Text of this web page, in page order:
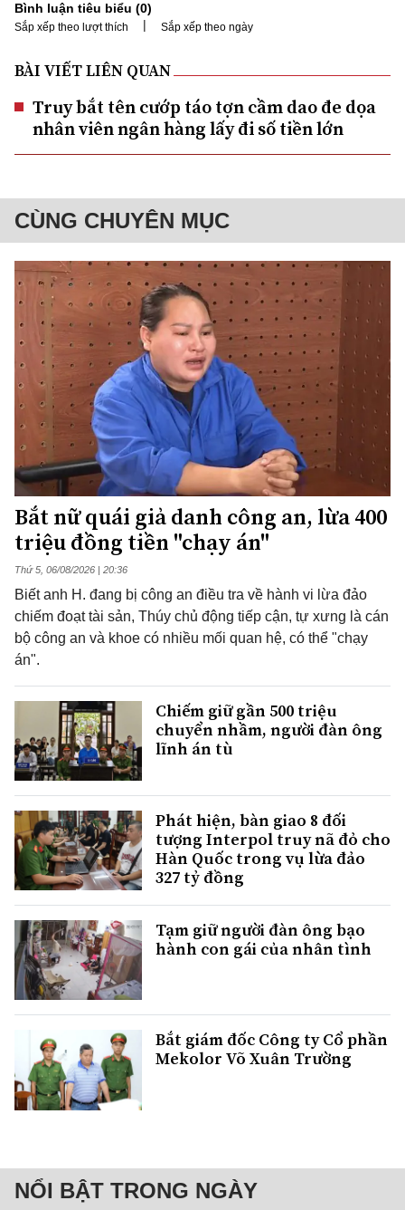
Bình luận tiêu biểu (0)
Sắp xếp theo lượt thích | Sắp xếp theo ngày
BÀI VIẾT LIÊN QUAN
Truy bắt tên cướp táo tợn cầm dao đe dọa
nhân viên ngân hàng lấy đi số tiền lớn
CÙNG CHUYÊN MỤC
Bắt nữ quái giả danh công an, lừa 400
triệu đồng tiền "chạy án"
Thứ 5, 06/08/2026 | 20:36
Biết anh H. đang bị công an điều tra về hành vi lừa đảo
chiếm đoạt tài sản, Thúy chủ động tiếp cận, tự xưng là cán
bộ công an và khoe có nhiều mối quan hệ, có thể "chạy
án".
Chiếm giữ gần 500 triệu
chuyển nhầm, người đàn ông
lĩnh án tù
Phát hiện, bàn giao 8 đối
tượng Interpol truy nã đỏ cho
Hàn Quốc trong vụ lừa đảo
327 tỷ đồng
Tạm giữ người đàn ông bạo
hành con gái của nhân tình
Bắt giám đốc Công ty Cổ phần
Mekolor Võ Xuân Trường
NỔI BẬT TRONG NGÀY